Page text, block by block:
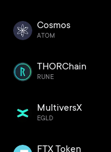
Cosmos
ATOM
THORChain
RUNE
MultiversX
EGLD
FTX Token